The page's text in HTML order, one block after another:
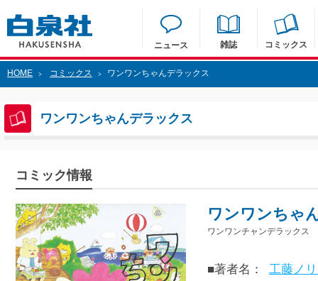
ニュース 雑誌 コミックス
HOME > コミックス > ワンワンちゃんデラックス
ワンワンちゃんデラックス
コミック情報
ワンワンちゃ
ワンワンチャンデラックス
■著者名：
工藤ノ